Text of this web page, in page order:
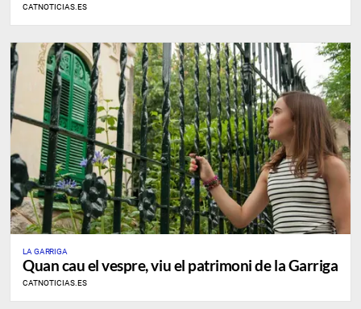
CATNOTICIAS.ES
LA GARRIGA
Quan cau el vespre, viu el patrimoni de la Garriga
CATNOTICIAS.ES